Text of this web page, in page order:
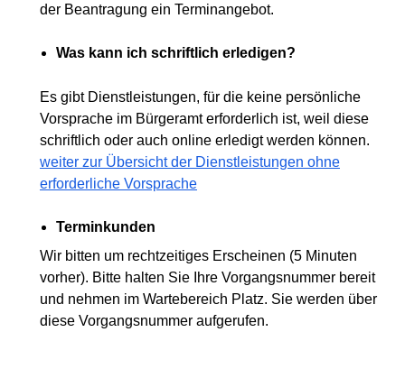
der Beantragung ein Terminangebot.
Was kann ich schriftlich erledigen?
Es gibt Dienstleistungen, für die keine persönliche
Vorsprache im Bürgeramt erforderlich ist, weil diese
schriftlich oder auch online erledigt werden können.
weiter zur Übersicht der Dienstleistungen ohne
erforderliche Vorsprache
Terminkunden
Wir bitten um rechtzeitiges Erscheinen (5 Minuten
vorher). Bitte halten Sie Ihre Vorgangsnummer bereit
und nehmen im Wartebereich Platz. Sie werden über
diese Vorgangsnummer aufgerufen.